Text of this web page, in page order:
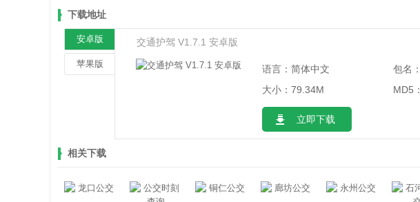
下载地址
安卓版
苹果版
交通护驾 V1.7.1 安卓版
语言：简体中文
大小：79.34M
立即下载
包名：
MD5：
相关下载